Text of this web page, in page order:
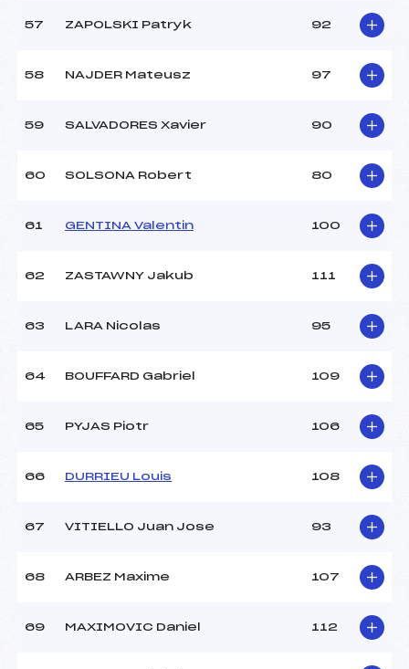
57 ZAPOLSKI Patryk 92
58 NAJDER Mateusz 97
59 SALVADORES Xavier 90
60 SOLSONA Robert 80
61 GENTINA Valentin 100
62 ZASTAWNY Jakub 111
63 LARA Nicolas 95
64 BOUFFARD Gabriel 109
65 PYJAS Piotr 106
66 DURRIEU Louis 108
67 VITIELLO Juan Jose 93
68 ARBEZ Maxime 107
69 MAXIMOVIC Daniel 112